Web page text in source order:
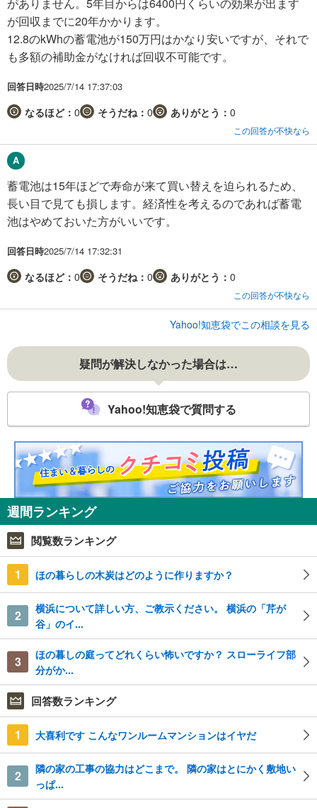
が回収までに20年かかります。
12.8のkWhの蓄電池が150万円はかなり安いですが、それで
も多額の補助金がなければ回収不可能です。
回答日時2025/7/14 17:37:03
なるほど： 0 そうだね： 0 ありがとう： 0
この回答が不快なら
蓄電池は15年ほどで寿命が来て買い替えを迫られるため、
長い目で見ても損します。経済性を考えるのであれば蓄電
池はやめておいた方がいいです。
回答日時2025/7/14 17:32:31
なるほど： 0 そうだね： 0 ありがとう： 0
この回答が不快なら
Yahoo!知恵袋でこの相談を見る
疑問が解決しなかった場合は…
Yahoo!知恵袋で質問する
週間ランキング
閲覧数ランキング
1 ほの暮らしの木炭はどのように作りますか？
2
横浜について詳しい方、ご教示ください。 横浜の「芹が
谷」のイ...
3
ほの暮しの庭ってどれくらい怖いですか？ スローライフ部
分がか...
回答数ランキング
1 大喜利です こんなワンルームマンションはイヤだ
2
隣の家の工事の協力はどこまで。 隣の家はとにかく敷地い
っぱ...